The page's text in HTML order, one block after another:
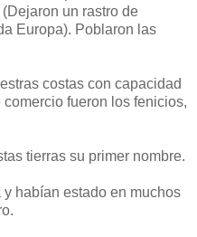
un rastro de
Europa). Poblaron las
costas con capacidad
fueron los fenicios,
tierras su primer nombre.
habían estado en muchos